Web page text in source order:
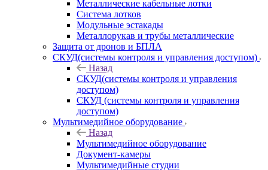
Металлические кабельные лотки
Система лотков
Модульные эстакады
Металлорукав и трубы металлические
Защита от дронов и БПЛА
СКУД(системы контроля и управления доступом)
Назад
СКУД(системы контроля и управления
доступом)
СКУД (системы контроля и управления
доступом)
Мультимедийное оборудование
Назад
Мультимедийное оборудование
Документ-камеры
Мультимедийные студии